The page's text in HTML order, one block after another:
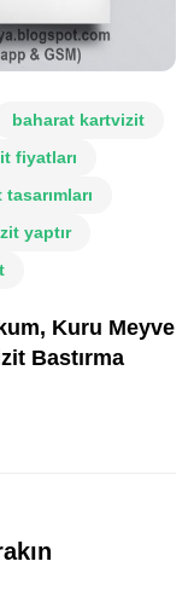
baharat kartvizit
fiyatları
yaptır
Kuru Meyve
Bastırma